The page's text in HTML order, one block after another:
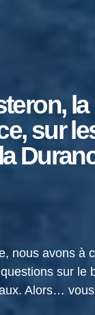
sur
la
nous avons à
sur le
Alors…